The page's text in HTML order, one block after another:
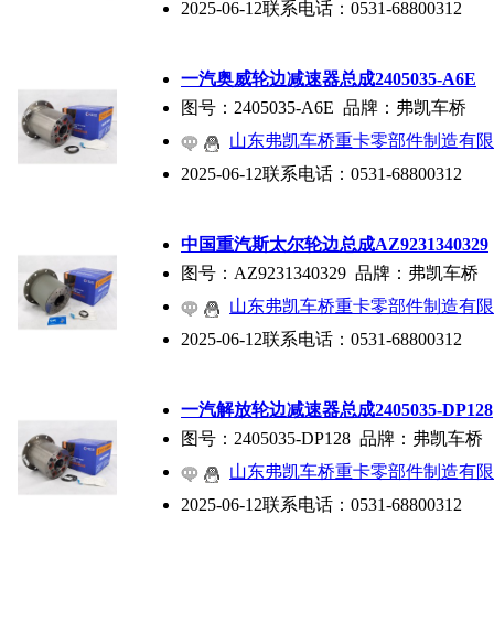
2025-06-12联系电话： 0531-68800312
一汽奥威轮边减速器总成2405035-A6E
图号：2405035-A6E 品牌：弗凯车桥
山东弗凯车桥重卡零部件制造有
2025-06-12联系电话： 0531-68800312
中国重汽斯太尔轮边总成AZ9231340329
图号：AZ9231340329 品牌：弗凯车桥
山东弗凯车桥重卡零部件制造有
2025-06-12联系电话： 0531-68800312
一汽解放轮边减速器总成2405035-DP128
图号：2405035-DP128 品牌：弗凯车桥
山东弗凯车桥重卡零部件制造有
2025-06-12联系电话： 0531-68800312